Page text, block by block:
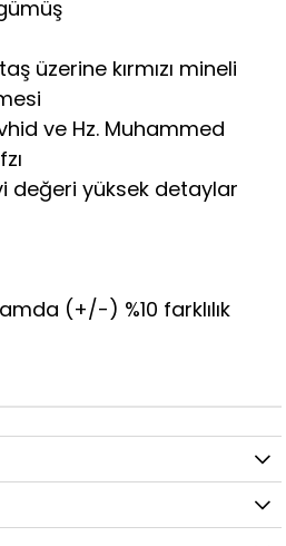
üzerine kırmızı mineli
ve Hz. Muhammed
değeri yüksek detaylar
(+/-) %10 farklılık